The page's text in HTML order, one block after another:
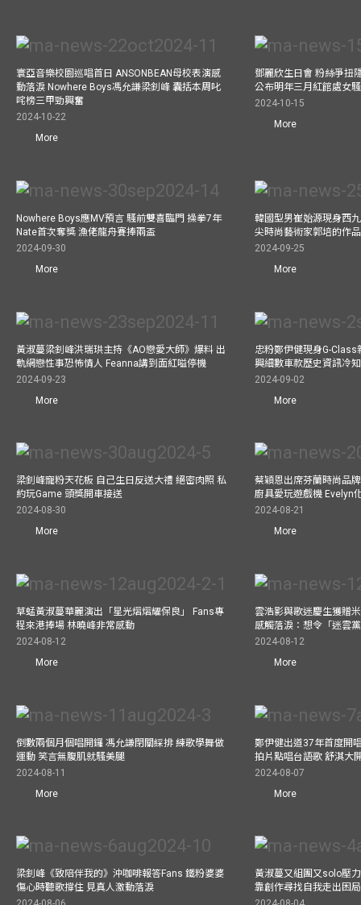
寰亞音樂校園巡唱首日 ANSONBEAN母校表演感
動落淚 Nowhere Boys馮允謙梁釗峰 囊括本周叱
咤榜三甲勁興奮
2024-10-22
More
鄧麗欣生日會 粉絲爭扭
公布明年三月紅館處女
2024-10-15
More
Nowhere Boys應MV預言 騷前雙喜臨門 操拳7年
Nate首次奪獎 漁佬龍舟賽捧兩盃
2024-09-30
More
韓國型男崔始源現身西
尖時尚藝術家郭培的作
2024-09-25
More
黃淑蔓梁釗峰洪瑞珙主持《AO戀愛大師》爆料 出
軌網戀性事恐怖情人 Feanna講到面紅嗌停機
2024-09-23
More
忠粉鄭伊健現身G-
興細數車款歷史資訊冷
2024-09-02
More
梁釗峰寵粉天花板 自己生日反送大禮 絕密肉照 私
約玩Game 頭獎開車接送
2024-08-30
More
蔡穎恩出席芬蘭時尚品
廚具愛玩遊戲機 Evelyn
2024-08-21
More
草蜢黃淑蔓華麗演出「星光熠熠耀保良」 Fans專
程來港捧場 林曉峰非常感動
2024-08-12
More
雲浩影與歌迷慶生獲贈
感觸落淚：想令「迷雲
2024-08-12
More
倒數兩個月個唱開鑼 馮允謙閉關綵排 練歌學舞做
運動 笑言無腹肌就騷美腿
2024-08-11
More
鄭伊健出道37年首度開
拍片點唱台語歌 舒淇大
2024-08-07
More
梁釗峰《致陪伴我的》沖咖啡報答Fans 鐵粉婆婆
傷心時聽歌撐住 見真人激動落淚
黃淑蔓又組團又solo壓
靠創作尋找自我走出困局